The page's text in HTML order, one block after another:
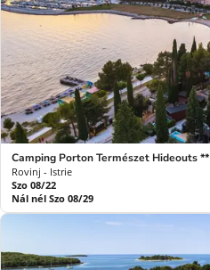
Camping Porton Természet Hideouts **
Rovinj - Istrie
Szo 08/22
Nál nél Szo 08/29